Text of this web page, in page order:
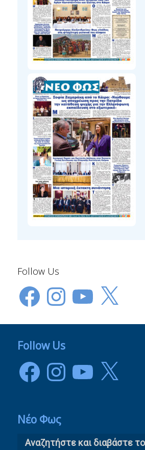
Follow Us
FacebookInstagramYouTube
X
Follow Us
FacebookInstagramYouTube
X
Νέο Φως
Αναζητήστε και διαβάστε